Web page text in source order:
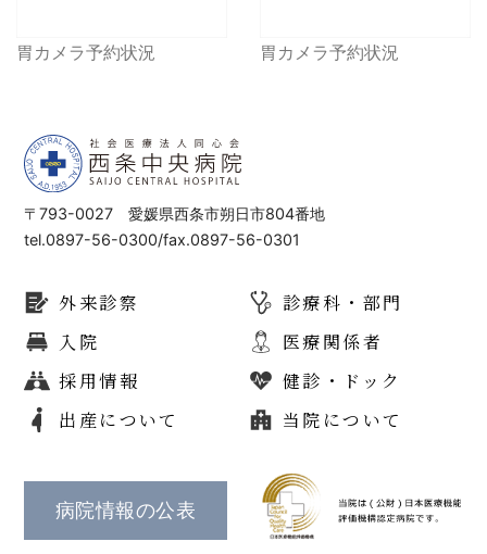
胃カメラ予約状況 胃カメラ予約状況
〒793-0027 愛媛県西条市朔日市804番地
tel.0897-56-0300/fax.0897-56-0301
外来診察
診療科・部門
入院
医療関係者
採用情報
健診・ドック
出産について
当院について
病院情報の公表